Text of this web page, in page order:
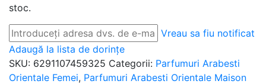
stoc.
Vreau sa fiu notificat
Adaugă la lista de dorințe
SKU: 6291107459325 Categorii: Parfumuri Arabesti
Orientale Femei, Parfumuri Arabesti Orientale Maison